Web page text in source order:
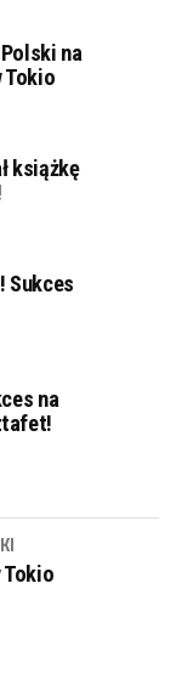
na
Tokio
książkę
Sukces
na
Tokio